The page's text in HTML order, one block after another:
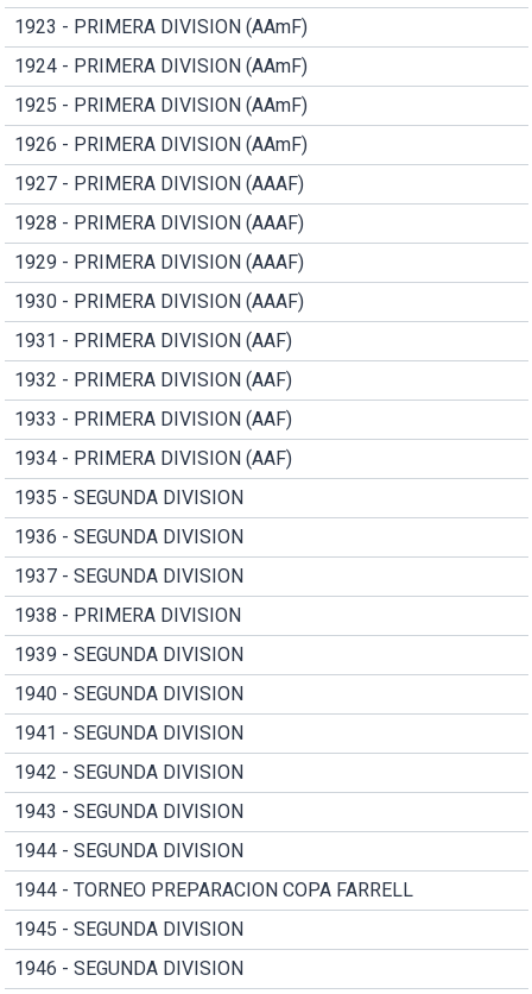
1923 - PRIMERA DIVISION (AAmF)
1924 - PRIMERA DIVISION (AAmF)
1925 - PRIMERA DIVISION (AAmF)
1926 - PRIMERA DIVISION (AAmF)
1927 - PRIMERA DIVISION (AAAF)
1928 - PRIMERA DIVISION (AAAF)
1929 - PRIMERA DIVISION (AAAF)
1930 - PRIMERA DIVISION (AAAF)
1931 - PRIMERA DIVISION (AAF)
1932 - PRIMERA DIVISION (AAF)
1933 - PRIMERA DIVISION (AAF)
1934 - PRIMERA DIVISION (AAF)
1935 - SEGUNDA DIVISION
1936 - SEGUNDA DIVISION
1937 - SEGUNDA DIVISION
1938 - PRIMERA DIVISION
1939 - SEGUNDA DIVISION
1940 - SEGUNDA DIVISION
1941 - SEGUNDA DIVISION
1942 - SEGUNDA DIVISION
1943 - SEGUNDA DIVISION
1944 - SEGUNDA DIVISION
1944 - TORNEO PREPARACION COPA FARRELL
1945 - SEGUNDA DIVISION
1946 - SEGUNDA DIVISION